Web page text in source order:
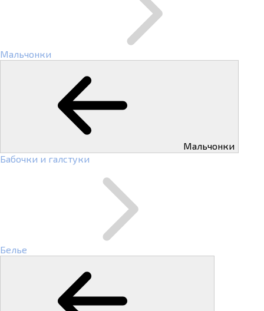
Мальчонки
Мальчонки
Бабочки и галстуки
Белье